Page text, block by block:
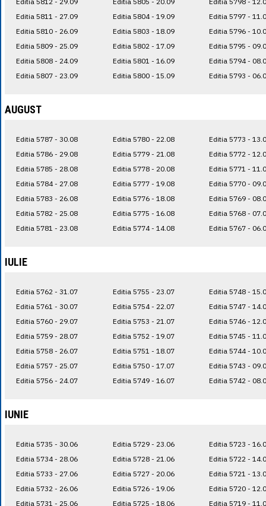
Editia 5811 - 27.09
Editia 5810 - 26.09
Editia 5809 - 25.09
Editia 5808 - 24.09
Editia 5807 - 23.09
Editia 5804 - 19.09
Editia 5803 - 18.09
Editia 5802 - 17.09
Editia 5801 - 16.09
Editia 5800 - 15.09
Editia 5797 -
Editia 5796 -
Editia 5795 -
Editia 5794 -
Editia 5793 -
AUGUST
Editia 5787 - 30.08
Editia 5786 - 29.08
Editia 5785 - 28.08
Editia 5784 - 27.08
Editia 5783 - 26.08
Editia 5782 - 25.08
Editia 5781 - 23.08
Editia 5780 - 22.08
Editia 5779 - 21.08
Editia 5778 - 20.08
Editia 5777 - 19.08
Editia 5776 - 18.08
Editia 5775 - 16.08
Editia 5774 - 14.08
Editia 5773 -
Editia 5772 -
Editia 5771 -
Editia 5770 -
Editia 5769 -
Editia 5768 -
Editia 5767 -
IULIE
Editia 5762 - 31.07
Editia 5761 - 30.07
Editia 5760 - 29.07
Editia 5759 - 28.07
Editia 5758 - 26.07
Editia 5757 - 25.07
Editia 5756 - 24.07
Editia 5755 - 23.07
Editia 5754 - 22.07
Editia 5753 - 21.07
Editia 5752 - 19.07
Editia 5751 - 18.07
Editia 5750 - 17.07
Editia 5749 - 16.07
Editia 5748 -
Editia 5747 -
Editia 5746 -
Editia 5745 -
Editia 5744 -
Editia 5743 -
Editia 5742 -
IUNIE
Editia 5735 - 30.06
Editia 5734 - 28.06
Editia 5733 - 27.06
Editia 5732 - 26.06
Editia 5731 - 25.06
Editia 5729 - 23.06
Editia 5728 - 21.06
Editia 5727 - 20.06
Editia 5726 - 19.06
Editia 5725 - 18.06
Editia 5723 -
Editia 5722 -
Editia 5721 -
Editia 5720 -
Editia 5719 -